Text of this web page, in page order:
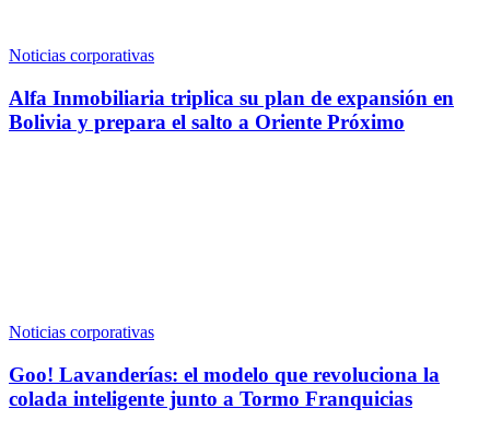
Noticias corporativas
Alfa Inmobiliaria triplica su plan de expansión en
Bolivia y prepara el salto a Oriente Próximo
Noticias corporativas
Goo! Lavanderías: el modelo que revoluciona la
colada inteligente junto a Tormo Franquicias